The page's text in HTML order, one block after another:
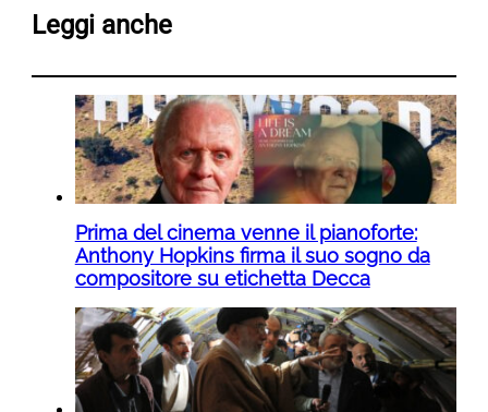
Leggi anche
Prima del cinema venne il pianoforte:
Anthony Hopkins firma il suo sogno da
compositore su etichetta Decca